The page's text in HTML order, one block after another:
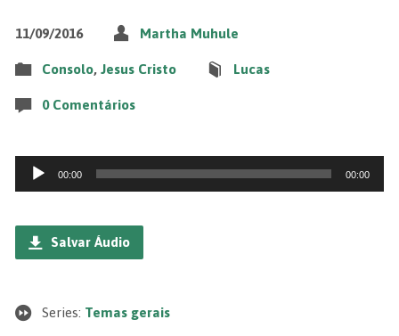
11/09/2016 Martha Muhule
Consolo, Jesus Cristo Lucas
0 Comentários
Tocador
de
áudio
00:00 00:00
Salvar Áudio
Series: Temas gerais